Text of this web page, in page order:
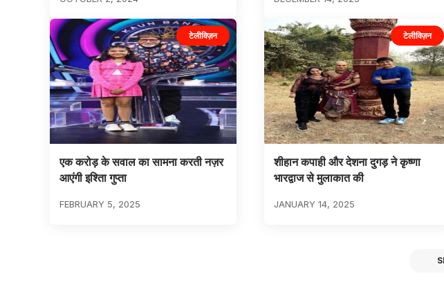
टेलीविज़न
एक करोड़ के सवाल का सामना करती नज़र
आएंगी इश्तिा गुप्ता
FEBRUARY 5, 2025
टेलीविज़न
शीहान कपाही और देशना दुगड़ ने कृष्णा
भारद्वाज से मुलाकात की
JANUARY 14, 2025